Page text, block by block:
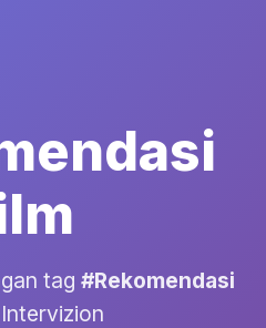
tag #Rekomendasi